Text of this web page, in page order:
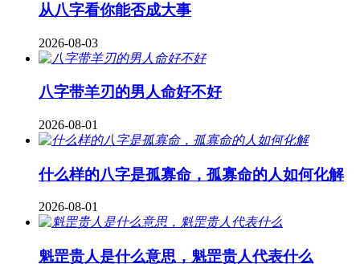
从八字看你能否成大事
2026-08-03
八字带羊刃的男人命好不好
2026-08-01
什么样的八字是孤寡命，孤寡命的人如何化解
2026-08-01
魁罡贵人是什么意思，魁罡贵人代表什么